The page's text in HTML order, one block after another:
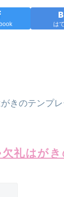
は
きのテンプ
礼はがき